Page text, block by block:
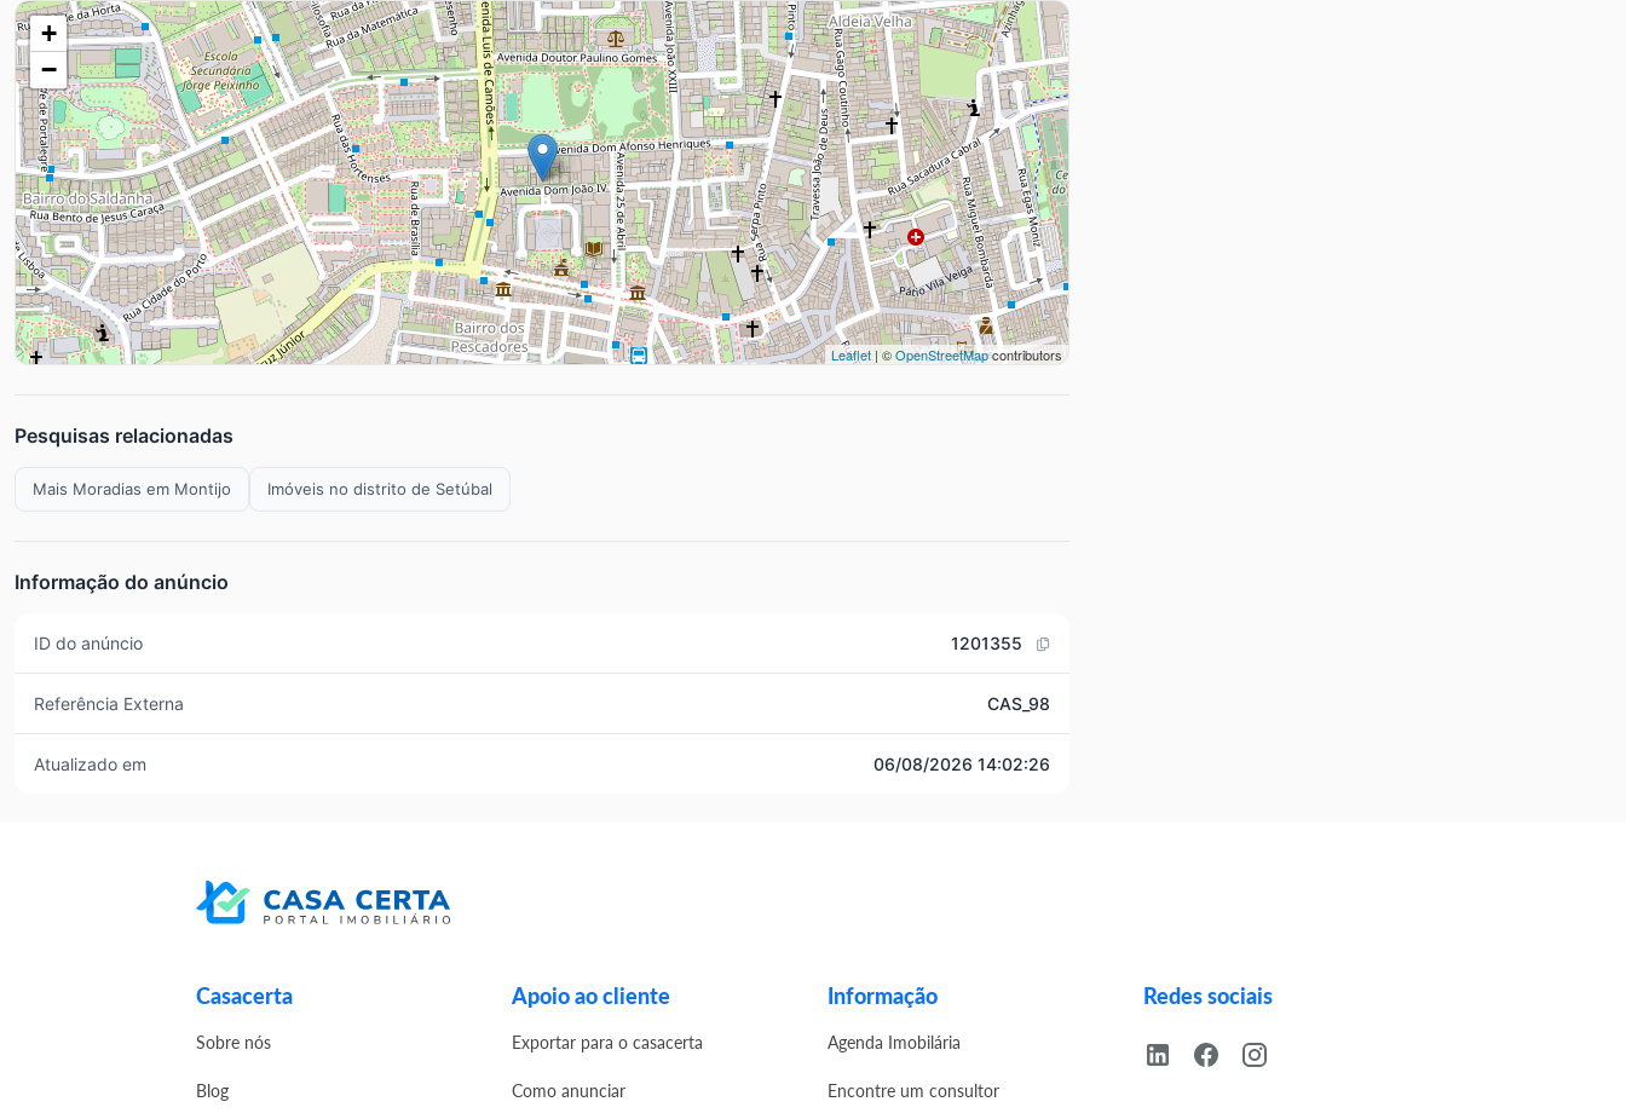
+
−
Leaflet| ©OpenStreetMapcontributors
Pesquisas relacionadas
Mais Moradias em Montijo Imóveis no distrito de Setúbal
Informação do anúncio
ID do anúncio 1201355
Referência Externa CAS_98
Atualizado em 06/08/2026 14:02:26
Casacerta
Sobre nós
Blog
Apoio ao cliente
Exportar para o casacerta
Como anunciar
Informação
Agenda Imobilária
Encontre um consultor
Redes sociais